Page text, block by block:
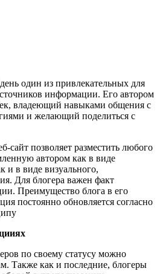
один из привлекательных для
информации. Его автором
владеющий навыками общения с
и желающий поделиться с
сайт позволяет разместить любого
автором как в виде
и в виде визуального,
Для блогера важен факт
Преимущество блога в его
постоянно обновляется согласно
по своему статусу можно
Также как и последние, блогеры